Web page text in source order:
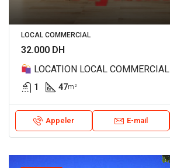
LOCAL COMMERCIAL
32.000 DH
LOCATION LOCAL COMMERCIAL EXCLUSIF –
1 47m²
Appeler E-mail